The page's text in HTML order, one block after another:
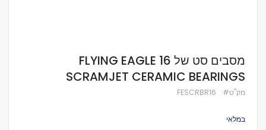
לדלג
להתחלה
של
תמונות
מסבים סט של 16 FLYING EAGLE
SCRAMJET CERAMIC BEARINGS
מק''ט FESCRBR16
במלאי